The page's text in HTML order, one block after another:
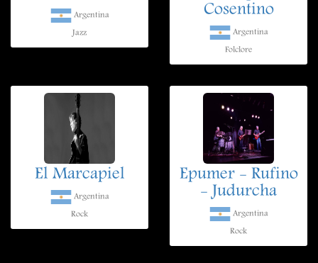
Argentina
Jazz
Cosentino
Argentina
Folclore
El Marcapiel
Argentina
Rock
Epumer - Rufino
- Judurcha
Argentina
Rock